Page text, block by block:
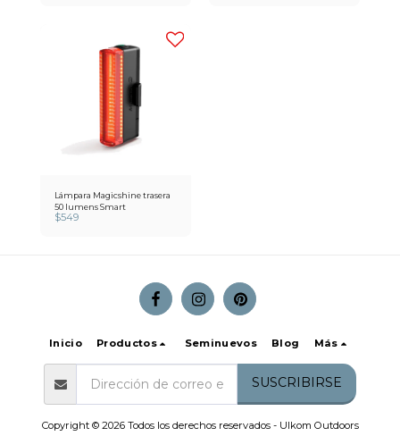
Lámpara Magicshine trasera
50 lumens Smart
$549
Inicio Productos Seminuevos Blog Más
SUSCRIBIRSE
Copyright © 2026 Todos los derechos reservados - Ulkom Outdoors